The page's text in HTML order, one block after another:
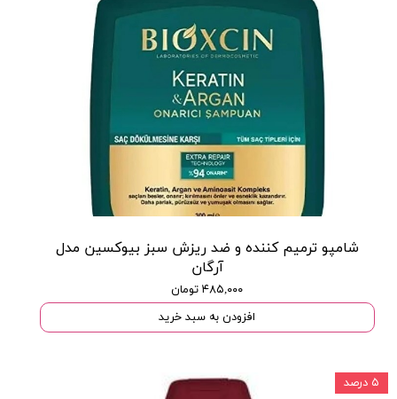
شامپو ترمیم کننده و ضد ریزش سبز بیوکسین مدل
آرگان
۴۸۵,۰۰۰ تومان
افزودن به سبد خرید
۵ درصد